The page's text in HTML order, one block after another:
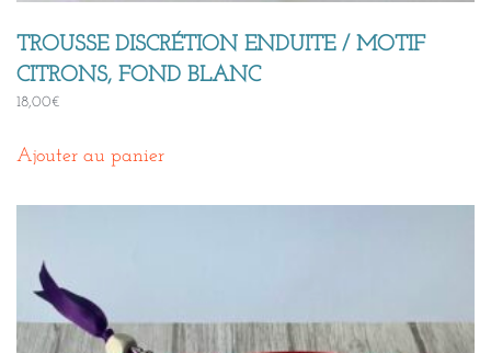
TROUSSE DISCRÉTION ENDUITE / MOTIF
CITRONS, FOND BLANC
18,00€
Ajouter au panier